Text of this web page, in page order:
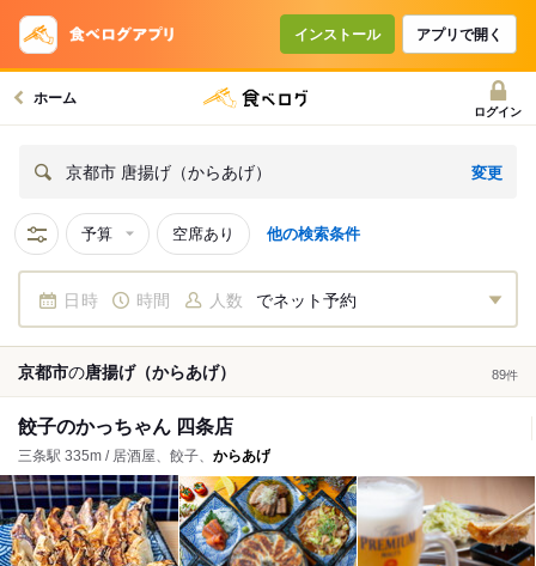
インストール アプリで開く
ホーム
ログイン
京都市 唐揚げ（からあげ） 変更
予算 空席あり 他の検索条件
日時 時間 人数 でネット予約
京都市の唐揚げ（からあげ） 89件
餃子のかっちゃん 四条店
三条駅 335m / 居酒屋、餃子、 からあげ